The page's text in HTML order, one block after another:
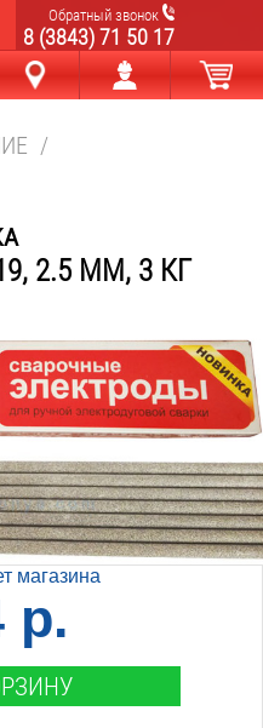
Обратный звонок
8 (3843) 71 50 17
/
2.5 ММ, 3 КГ
магазина
р.